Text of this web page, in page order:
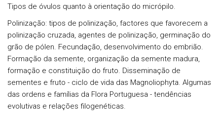
Tipos de óvulos quanto à orientação do micrópilo.
Polinização: tipos de polinização, factores que favorecem a
polinização cruzada, agentes de polinização, germinação do
grão de pólen. Fecundação, desenvolvimento do embrião.
Formação da semente, organização da semente madura,
formação e constituição do fruto. Disseminação de
sementes e fruto - ciclo de vida das Magnoliophyta. Algumas
das ordens e famílias da Flora Portuguesa - tendências
evolutivas e relações filogenéticas.